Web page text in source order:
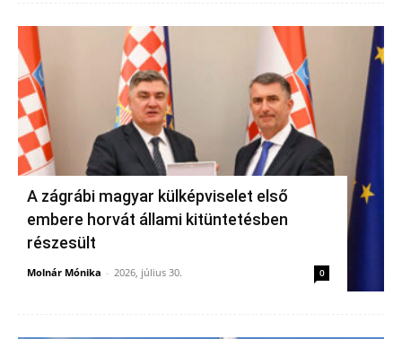
A zágrábi magyar külképviselet első
embere horvát állami kitüntetésben
részesült
Molnár Mónika - 2026, július 30. 0